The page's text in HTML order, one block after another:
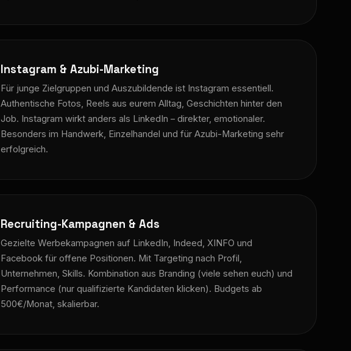
Instagram & Azubi-Marketing
Für junge Zielgruppen und Auszubildende ist Instagram essentiell.
Authentische Fotos, Reels aus eurem Alltag, Geschichten hinter den
Job. Instagram wirkt anders als LinkedIn – direkter, emotionaler.
Besonders im Handwerk, Einzelhandel und für Azubi-Marketing sehr
erfolgreich.
Recruiting-Kampagnen & Ads
Gezielte Werbekampagnen auf LinkedIn, Indeed, XINFO und
Facebook für offene Positionen. Mit Targeting nach Profil,
Unternehmen, Skills. Kombination aus Branding (viele sehen euch) und
Performance (nur qualifizierte Kandidaten klicken). Budgets ab
500€/Monat, skalierbar.